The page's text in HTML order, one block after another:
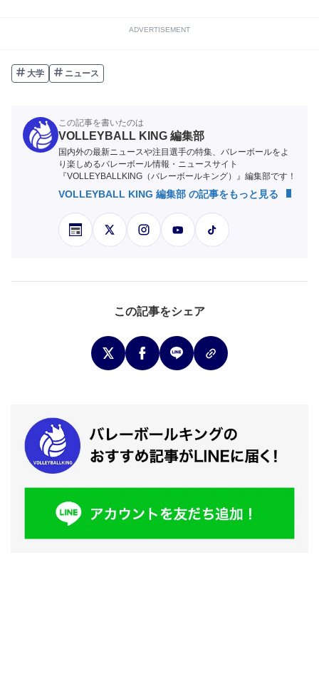
ADVERTISEMENT
大学 ニュース
この記事を書いたのは
VOLLEYBALL KING 編集部
国内外の最新ニュースや注目選手の特集、バレーボールをよ
り楽しめるバレーボール情報・ニュースサイト
『VOLLEYBALLKING（バレーボールキング）』編集部です！
VOLLEYBALL KING 編集部 の記事をもっと見る
この記事をシェア